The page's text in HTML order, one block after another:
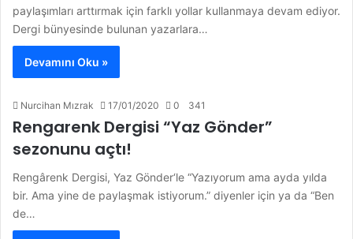
paylaşımları arttırmak için farklı yollar kullanmaya devam ediyor.
Dergi bünyesinde bulunan yazarlara…
Devamını Oku »
Nurcihan Mızrak 17/01/2020 0 341
Rengarenk Dergisi “Yaz Gönder”
sezonunu açtı!
Rengârenk Dergisi, Yaz Gönder‘le “Yazıyorum ama ayda yılda
bir. Ama yine de paylaşmak istiyorum.” diyenler için ya da “Ben
de…